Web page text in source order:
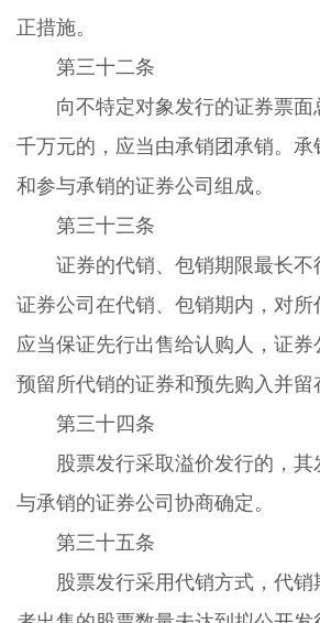
正措施。
第三十二条
向不特定对象发行的证券票
千万元的，应当由承销团承销。承
和参与承销的证券公司组成。
第三十三条
证券的代销、包销期限最长不
证券公司在代销、包销期内，对所
应当保证先行出售给认购人，证券
预留所代销的证券和预先购入并留
第三十四条
股票发行采取溢价发行的，其
与承销的证券公司协商确定。
第三十五条
股票发行采用代销方式，代